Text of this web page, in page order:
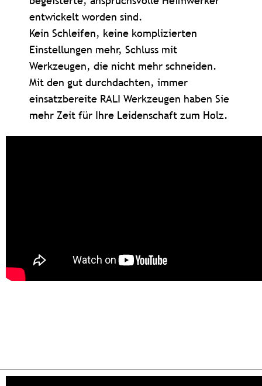
entwickelt worden sind.
Kein Schleifen, keine komplizierten
Einstellungen mehr, Schluss mit
Werkzeugen, die nicht mehr schneiden.
Mit den gut durchdachten, immer
einsatzbereite RALI Werkzeugen haben Sie
mehr Zeit für Ihre Leidenschaft zum Holz.